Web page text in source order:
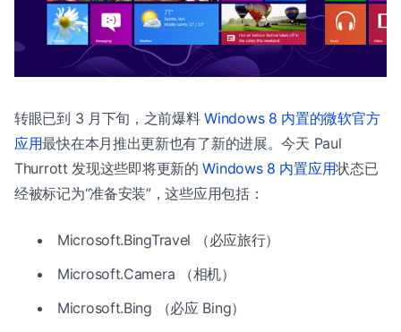
转眼已到 3 月下旬，之前爆料Windows 8 内置的微软官方
应用最快在本月推出更新也有了新的进展。今天 Paul
Thurrott 发现这些即将更新的Windows 8 内置应用状态已
经被标记为“准备安装”，这些应用包括：
Microsoft.BingTravel （必应旅行）
Microsoft.Camera （相机）
Microsoft.Bing （必应 Bing）